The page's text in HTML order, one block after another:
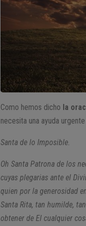
Como hemos dicho la
necesita una ayuda
Santa de lo Imposible.
Oh Santa Patrona de los
cuyas plegarias ante el
quien por la generosidad
Santa Rita, tan humilde,
obtener de El cualquier